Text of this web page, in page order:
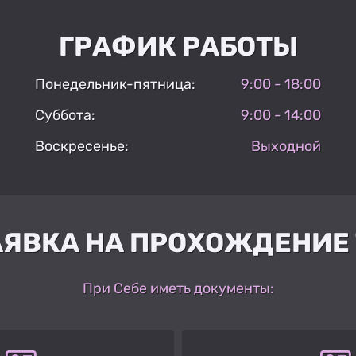
ГРАФИК РАБОТЫ
Понедельник-пятница:
9:00 - 18:00
Суббота:
9:00 - 14:00
Воскресенье:
Выходной
НА ПРОХОЖДЕНИЕ
При Себе иметь документы: